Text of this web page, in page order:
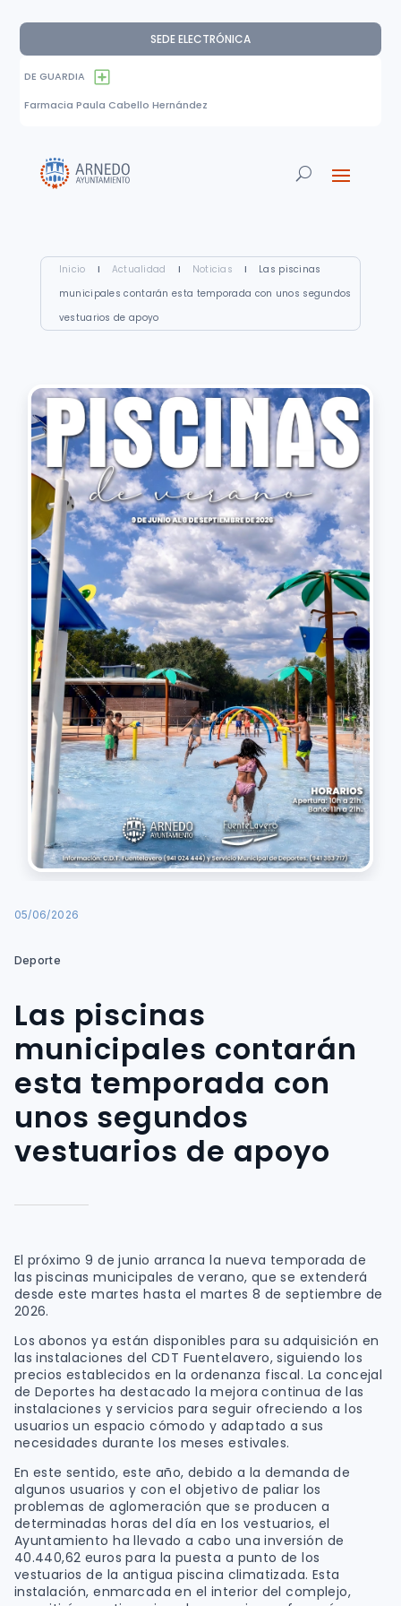
SEDE ELECTRÓNICA
DE GUARDIA
Farmacia Paula Cabello Hernández
Inicio I Actualidad I Noticias I
Las piscinas
municipales contarán esta temporada con unos segundos
vestuarios de apoyo
05/06/2026
Deporte
Las piscinas
municipales contarán
esta temporada con
unos segundos
vestuarios de apoyo
El próximo 9 de junio arranca la nueva temporada de
las piscinas municipales de verano, que se extenderá
desde este martes hasta el martes 8 de septiembre de
2026.
Los abonos ya están disponibles para su adquisición en
las instalaciones del CDT Fuentelavero, siguiendo los
precios establecidos en la ordenanza fiscal. La concejal
de Deportes ha destacado la mejora continua de las
instalaciones y servicios para seguir ofreciendo a los
usuarios un espacio cómodo y adaptado a sus
necesidades durante los meses estivales.
En este sentido, este año, debido a la demanda de
algunos usuarios y con el objetivo de paliar los
problemas de aglomeración que se producen a
determinadas horas del día en los vestuarios, el
Ayuntamiento ha llevado a cabo una inversión de
40.440,62 euros para la puesta a punto de los
vestuarios de la antigua piscina climatizada. Esta
instalación, enmarcada en el interior del complejo,